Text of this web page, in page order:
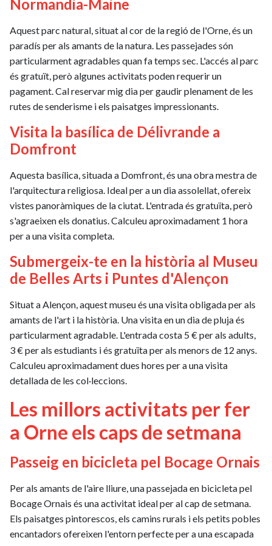
Normandia-Maine
Aquest parc natural, situat al cor de la regió de l'Orne, és un
paradís per als amants de la natura. Les passejades són
particularment agradables quan fa temps sec. L'accés al parc
és gratuït, però algunes activitats poden requerir un
pagament. Cal reservar mig dia per gaudir plenament de les
rutes de senderisme i els paisatges impressionants.
Visita la basílica de Délivrande a
Domfront
Aquesta basílica, situada a Domfront, és una obra mestra de
l'arquitectura religiosa. Ideal per a un dia assolellat, ofereix
vistes panoràmiques de la ciutat. L'entrada és gratuïta, però
s'agraeixen els donatius. Calculeu aproximadament 1 hora
per a una visita completa.
Submergeix-te en la història al Museu
de Belles Arts i Puntes d'Alençon
Situat a Alençon, aquest museu és una visita obligada per als
amants de l'art i la història. Una visita en un dia de pluja és
particularment agradable. L'entrada costa 5 € per als adults,
3 € per als estudiants i és gratuïta per als menors de 12 anys.
Calculeu aproximadament dues hores per a una visita
detallada de les col·leccions.
Les millors activitats per fer
a Orne els caps de setmana
Passeig en bicicleta pel Bocage Ornais
Per als amants de l'aire lliure, una passejada en bicicleta pel
Bocage Ornais és una activitat ideal per al cap de setmana.
Els paisatges pintorescos, els camins rurals i els petits pobles
encantadors ofereixen l'entorn perfecte per a una escapada